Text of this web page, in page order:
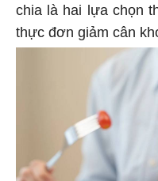
chia là hai lựa chọn
thực đơn giảm cân